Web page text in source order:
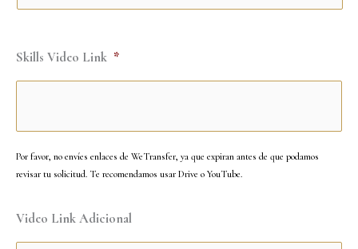
Skills Video Link *
Por favor, no envíes enlaces de WeTransfer, ya que expiran antes de que podamos
revisar tu solicitud. Te recomendamos usar Drive o YouTube.
Video Link Adicional